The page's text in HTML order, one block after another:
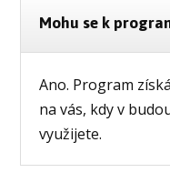
Mohu se k
Ano. Program
na vás, kdy v
využijete.